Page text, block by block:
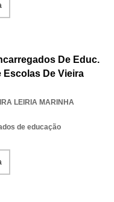
De Educ.
Escolas De Vieira
LEIRIA MARINHA
de educação